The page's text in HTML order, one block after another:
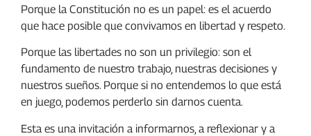
Porque la Constitución no es un papel: es el acuerdo
que hace posible que convivamos en libertad y respeto.
Porque las libertades no son un privilegio: son el
fundamento de nuestro trabajo, nuestras decisiones y
nuestros sueños. Porque si no entendemos lo que está
en juego, podemos perderlo sin darnos cuenta.
Esta es una invitación a informarnos, a reflexionar y a